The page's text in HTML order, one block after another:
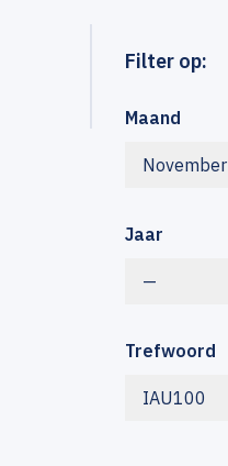
Filter op:
Maand
November
Jaar
—
Trefwoord
IAU100